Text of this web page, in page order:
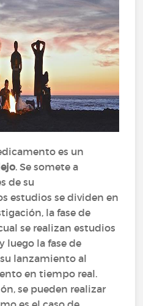
es un
. Se somete a
de su
estudios se dividen en
la fase de
se realizan estudios
luego la fase de
lanzamiento al
en tiempo real.
se pueden realizar